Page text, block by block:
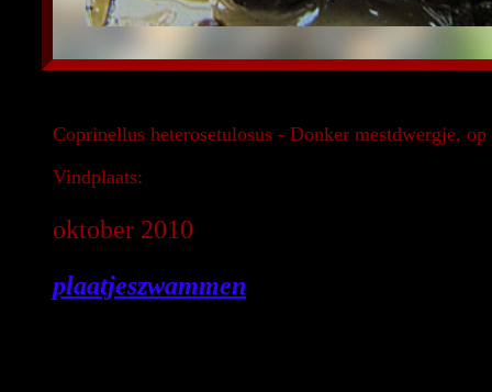
Coprinellus heterosetulosus - Donker mestdwergje,
Vindplaats:
oktober 2010
plaatjeszwammen